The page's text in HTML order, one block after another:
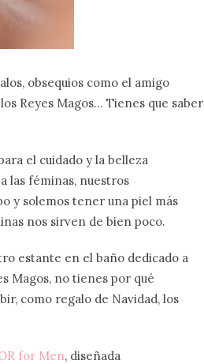
obsequios como el amigo
Reyes Magos… Tienes que saber
el cuidado y la belleza
las féminas, nuestros
y solemos tener una piel más
nos sirven de bien poco.
estante en el baño dedicado a
Magos, no tienes por qué
como regalo de Navidad, los
for Men, diseñada